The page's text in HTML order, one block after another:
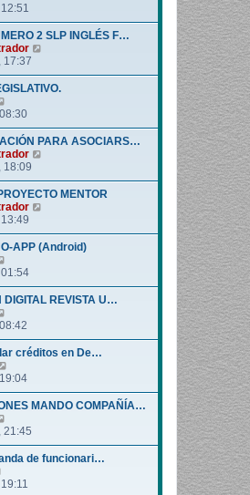
e
r
ú
l
m
o
m
n
s
a
j
e
2 SLP INGLÉS F…
r
ú
m
n
s
e
17:37
e
r
ú
l
t
m
o
m
n
s
a
j
e
PARA ASOCIARS…
r
ú
m
n
s
e
18:09
MENTOR
r
ú
m
n
s
e
APP (Android)
e
r
ú
t
m
o
m
n
s
a
j
DIGITAL REVISTA U…
e
r
ú
l
t
m
m
s
a
j
créditos en De…
e
r
ú
t
m
m
MANDO COMPAÑÍA…
e
r
ú
t
21:45
de funcionari…
e